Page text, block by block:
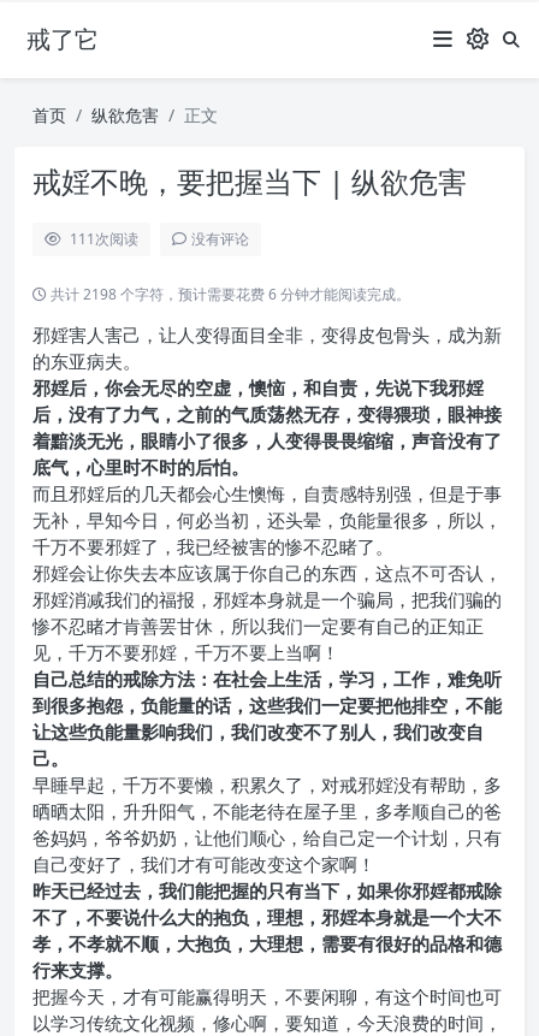
戒了它
首页 纵欲危害 正文
戒婬不晚，要把握当下 | 纵欲危害
111次阅读 没有评论
共计 2198 个字符，预计需要花费 6 分钟才能阅读完成。
邪婬害人害己，让人变得面目全非，变得皮包骨头，成为新
的东亚病夫。
邪婬后，你会无尽的空虚，懊恼，和自责，先说下我邪婬
后，没有了力气，之前的气质荡然无存，变得猥琐，眼神接
着黯淡无光，眼睛小了很多，人变得畏畏缩缩，声音没有了
底气，心里时不时的后怕。
而且邪婬后的几天都会心生懊悔，自责感特别强，但是于事
无补，早知今日，何必当初，还头晕，负能量很多，所以，
千万不要邪婬了，我已经被害的惨不忍睹了。
邪婬会让你失去本应该属于你自己的东西，这点不可否认，
邪婬消减我们的福报，邪婬本身就是一个骗局，把我们骗的
惨不忍睹才肯善罢甘休，所以我们一定要有自己的正知正
见，千万不要邪婬，千万不要上当啊！
自己总结的戒除方法：在社会上生活，学习，工作，难免听
到很多抱怨，负能量的话，这些我们一定要把他排空，不能
让这些负能量影响我们，我们改变不了别人，我们改变自
己。
早睡早起，千万不要懒，积累久了，对戒邪婬没有帮助，多
晒晒太阳，升升阳气，不能老待在屋子里，多孝顺自己的爸
爸妈妈，爷爷奶奶，让他们顺心，给自己定一个计划，只有
自己变好了，我们才有可能改变这个家啊！
昨天已经过去，我们能把握的只有当下，如果你邪婬都戒除
不了，不要说什么大的抱负，理想，邪婬本身就是一个大不
孝，不孝就不顺，大抱负，大理想，需要有很好的品格和德
行来支撑。
把握今天，才有可能赢得明天，不要闲聊，有这个时间也可
以学习传统文化视频，修心啊，要知道，今天浪费的时间，